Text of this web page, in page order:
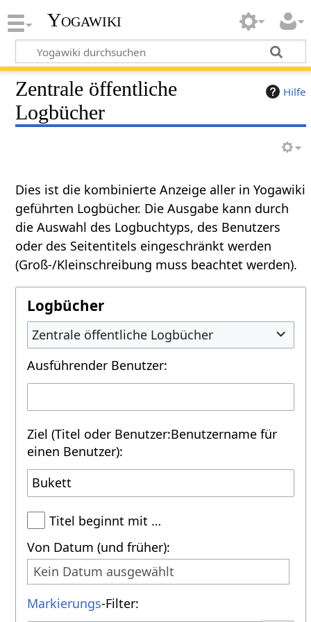
Yogawiki
Hilfe
Zentrale öffentliche
Logbücher
Dies ist die kombinierte Anzeige aller in Yogawiki
geführten Logbücher. Die Ausgabe kann durch
die Auswahl des Logbuchtyps, des Benutzers
oder des Seitentitels eingeschränkt werden
(Groß-/Kleinschreibung muss beachtet werden).
Logbücher
Zentrale öffentliche Logbücher
Ausführender Benutzer:
Ziel (Titel oder Benutzer:Benutzername für
einen Benutzer):
Titel beginnt mit …
Von Datum (und früher):
Kein Datum ausgewählt
Markierungs-Filter: